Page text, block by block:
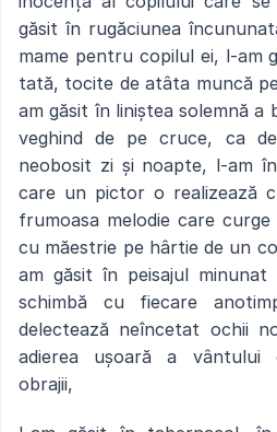
găsit în rugăciunea
mame pentru copilul ei, l-am
tată, tocite de atâta muncă
am găsit în liniștea solemnă a
veghind de pe cruce, ca
neobosit zi și noapte, l-am
care un pictor o realizează
frumoasa melodie care
cu măestrie pe hârtie de un
am găsit în peisajul
schimbă cu fiecare
delectează neîncetat ochii
adierea ușoară a vântului
obrajii,